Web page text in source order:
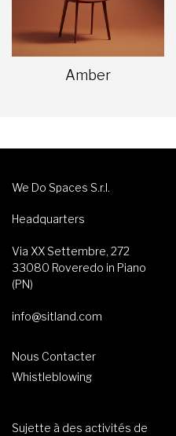
Amber
We Do Spaces S.r.l.
Headquarters
Via XX Settembre, 272
33080 Roveredo in Piano
(PN)
info@sitland.com
Nous Contacter
Whistleblowing
Sujette à des activités de